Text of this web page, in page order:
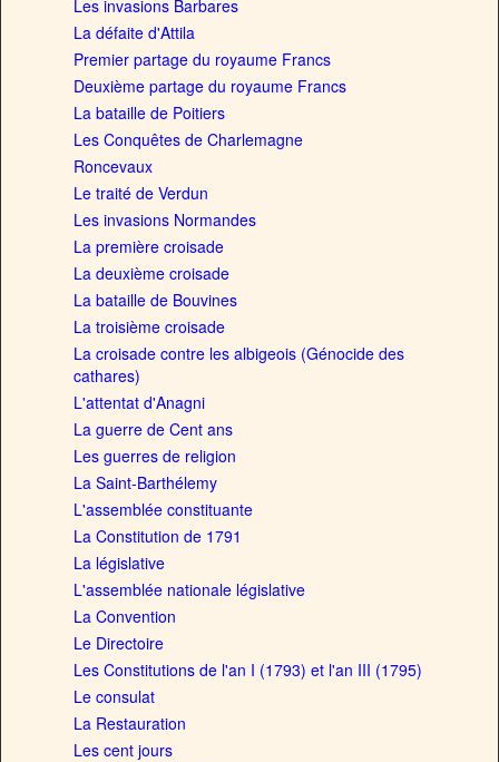
Les invasions Barbares
La défaite d'Attila
Premier partage du royaume Francs
Deuxième partage du royaume Francs
La bataille de Poitiers
Les Conquêtes de Charlemagne
Roncevaux
Le traité de Verdun
Les invasions Normandes
La première croisade
La deuxième croisade
La bataille de Bouvines
La troisième croisade
La croisade contre les albigeois (Génocide des
cathares)
L'attentat d'Anagni
La guerre de Cent ans
Les guerres de religion
La Saint-Barthélemy
L'assemblée constituante
La Constitution de 1791
La législative
L'assemblée nationale législative
La Convention
Le Directoire
Les Constitutions de l'an I (1793) et l'an III (1795)
Le consulat
La Restauration
Les cent jours